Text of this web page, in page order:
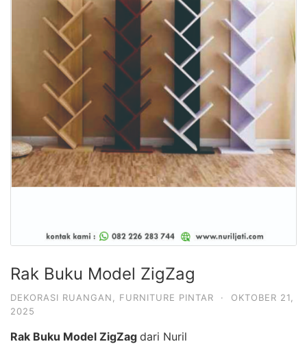
Rak Buku Model ZigZag
DEKORASI RUANGAN FURNITURE PINTAR ·
OKTOBER 21,
2025
Rak Buku Model ZigZag dari Nuril